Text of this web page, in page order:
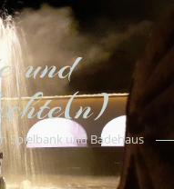
und
Spielbank und Badehaus